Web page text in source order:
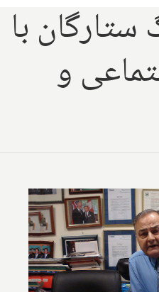
با
و